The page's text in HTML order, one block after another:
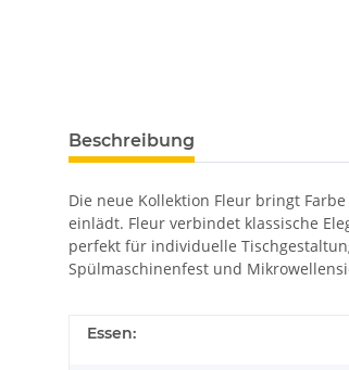
Beschreibung
Die neue Kollektion Fleur bringt
einlädt. Fleur verbindet klassische
perfekt für individuelle
Spülmaschinenfest und
Essen: